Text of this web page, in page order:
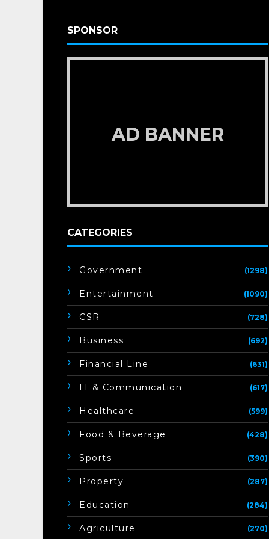
SPONSOR
AD BANNER
CATEGORIES
Government (1298)
Entertainment (1090)
CSR (728)
Business (692)
Financial Line (631)
IT & Communication (617)
Healthcare (599)
Food & Beverage (428)
Sports (390)
Property (287)
Education (284)
Agriculture (270)